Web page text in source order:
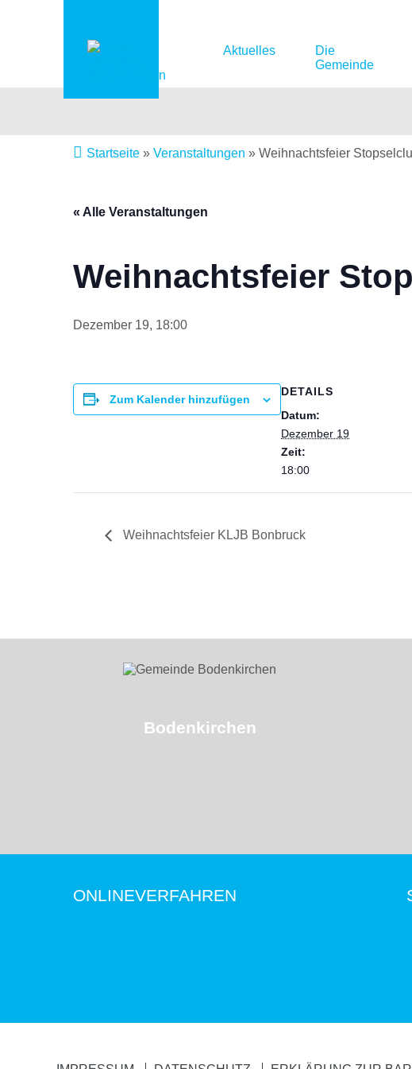
Aktuelles
Die
Gemeinde
Startseite »Veranstaltungen »Weihnachtsfeier
« Alle Veranstaltungen
Weihnachtsfeier
Dezember 19, 18:00
Zum Kalender hinzufügen
DETAILS
Datum:
Dezember 19
Zeit:
18:00
Weihnachtsfeier KLJB Bonbruck
Bodenkirchen
ONLINEVERFAHREN